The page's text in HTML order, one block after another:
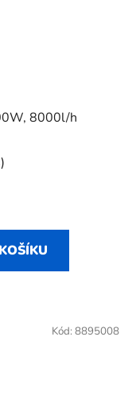
8000l/h
Kód: 8895008